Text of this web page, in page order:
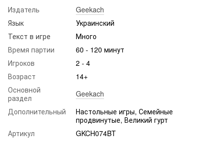
Издатель
Geekach
Язык
Украинский
Текст в игре
Много
Время партии
60 - 120 минут
Игроков
2 - 4
Возраст
14+
Основной
раздел
Geekach
Дополнительный
Настольные игры, Семейные
продвинутые, Великий гурт
Артикул
GKCH074BT